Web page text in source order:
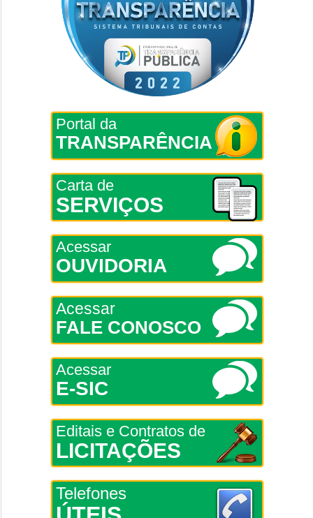
Portal da
TRANSPARÊNCIA
Carta de
SERVIÇOS
Acessar
OUVIDORIA
Acessar
FALE CONOSCO
Acessar
E-SIC
Editais e Contratos de
LICITAÇÕES
Telefones